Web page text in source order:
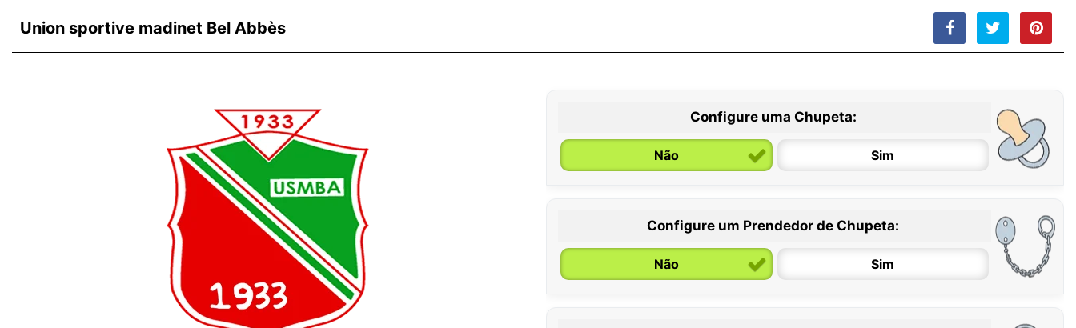
Union sportive madinet Bel Abbès
Configure uma Chupeta:
Não Sim
0 / 6 meses
Configure um Prendedor de Chupeta:
Não Sim